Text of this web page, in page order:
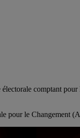
comptant
pour le Changement